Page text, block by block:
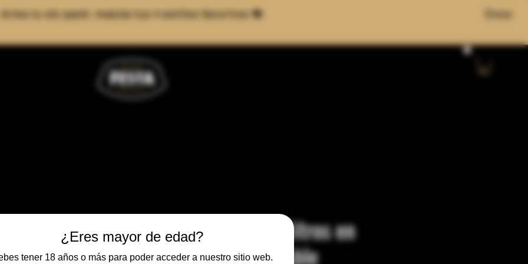
¿Eres mayor de edad?
tener 18 años o más para poder acceder a nuestro sitio web.
Arma tu six-pack: mezcla tus 4 estilos favoritos 🍻 Entrar
Barril de 58 litros en
acero inoxidable